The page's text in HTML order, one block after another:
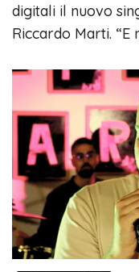
digitali il nuovo
Riccardo Marti. “E